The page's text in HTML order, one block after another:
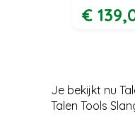
€ 139,
Je bekijkt nu
Talen Tools